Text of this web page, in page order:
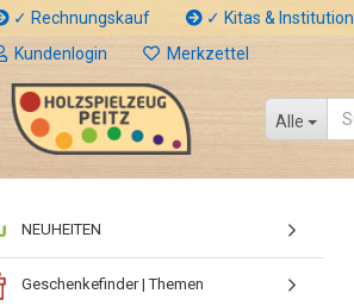
✓ Rechnungskauf ✓ Kitas & Institution
Kundenlogin
Merkzettel
Alle
NEUHEITEN
Geschenkefinder | Themen